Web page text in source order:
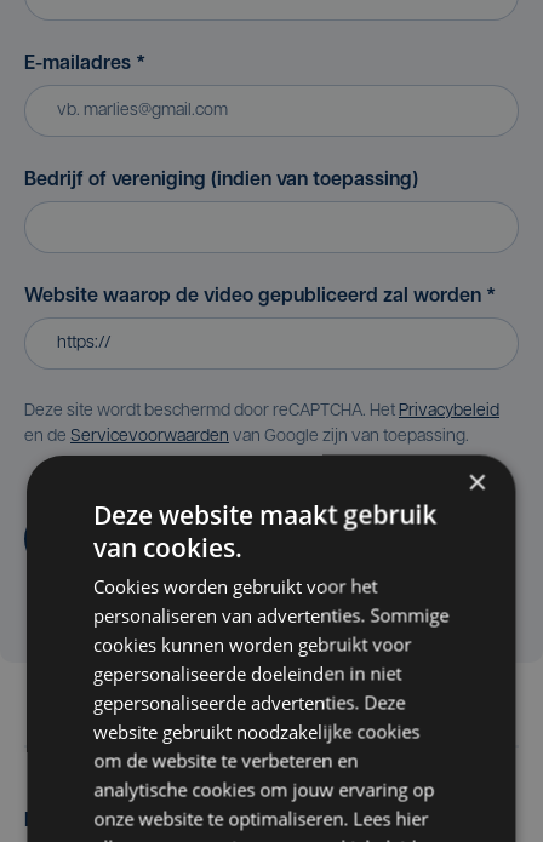
E-mailadres *
Bedrijf of vereniging (indien van toepassing)
Website waarop de video gepubliceerd zal worden *
Deze site wordt beschermd door reCAPTCHA. Het Privacybeleid
en de Servicevoorwaarden van Google zijn van toepassing.
Aanvragen
Maak zelf het nieuws
×
Deze website maakt gebruik
van cookies.
Cookies worden gebruikt voor het
personaliseren van advertenties. Sommige
cookies kunnen worden gebruikt voor
gepersonaliseerde doeleinden in niet
gepersonaliseerde advertenties. Deze
website gebruikt noodzakelijke cookies
om de website te verbeteren en
analytische cookies om jouw ervaring op
onze website te optimaliseren. Lees hier